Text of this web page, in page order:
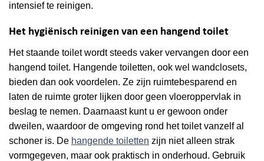
intensief te reinigen.
Het hygiënisch reinigen van een hangend toilet
Het staande toilet wordt steeds vaker vervangen door een
hangend toilet. Hangende toiletten, ook wel wandclosets,
bieden dan ook voordelen. Ze zijn ruimtebesparend en
laten de ruimte groter lijken door geen vloeroppervlak in
beslag te nemen. Daarnaast kunt u er gewoon onder
dweilen, waardoor de omgeving rond het toilet vanzelf al
schoner is. De hangende toiletten zijn niet alleen strak
vormgegeven, maar ook praktisch in onderhoud. Gebruik